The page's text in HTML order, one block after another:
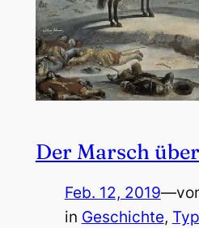
Der Marsch
Feb. 12, 2019—
in Geschichte,